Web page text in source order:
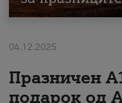
Поддршка
Надополни кредит
За нас
04.12.2025
Празничен
подарок од